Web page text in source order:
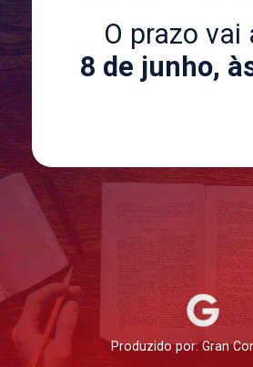
Produzido por: Gran
O prazo vai
8 de junho,